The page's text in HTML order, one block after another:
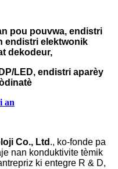
pou pouvwa, endistri
endistri elektwonik
dekodeur,
LED, endistri aparèy
Co., Ltd ., ko-fonde pa
nan konduktivite tèmik
ki entegre R & D,